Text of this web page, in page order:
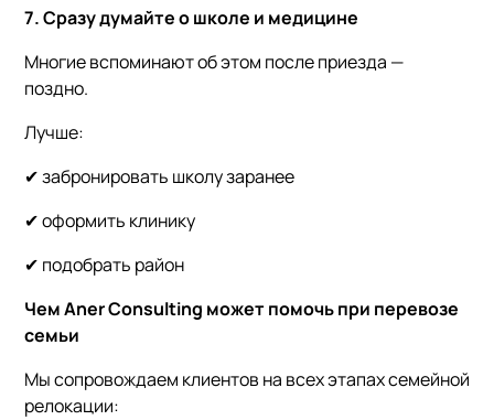
7. Сразу думайте о школе и медицине
Многие вспоминают об этом после приезда —
поздно.
Лучше:
✔ забронировать школу заранее
✔ оформить клинику
✔ подобрать район
Чем Aner Consulting может помочь при перевозе
семьи
Мы сопровождаем клиентов на всех этапах семейной
релокации: